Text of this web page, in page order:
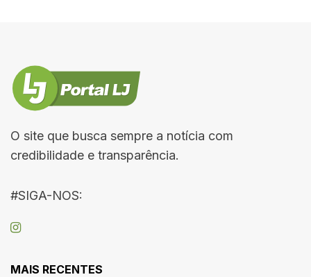
O site que busca sempre a notícia com
credibilidade e transparência.
#SIGA-NOS:
MAIS RECENTES